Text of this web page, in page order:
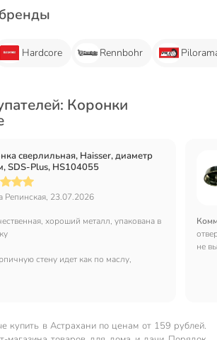
Hardcore Rennbohr
Коронки
сверлильная, Haisser, диаметр
SDS-Plus, HS104055
Репинская, 23.07.2026
хороший металл, упакована в
стену идет как по маслу,
не
купить в Астрахани по ценам от 159 рублей.